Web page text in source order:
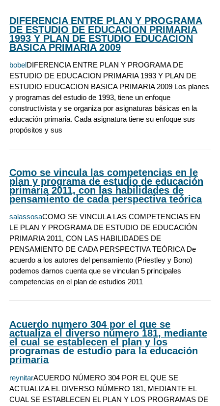
DIFERENCIA ENTRE PLAN Y PROGRAMA
DE ESTUDIO DE EDUCACION PRIMARIA
1993 Y PLAN DE ESTUDIO EDUCACION
BASICA PRIMARIA 2009
bobelDIFERENCIA ENTRE PLAN Y PROGRAMA DE
ESTUDIO DE EDUCACION PRIMARIA 1993 Y PLAN DE
ESTUDIO EDUCACION BASICA PRIMARIA 2009 Los planes
y programas del estudio de 1993, tiene un enfoque
constructivista y se organiza por asignaturas básicas en la
educación primaria. Cada asignatura tiene su enfoque sus
propósitos y sus
Como se vincula las competencias en le
plan y programa de estudio de educación
primaria 2011, con las habilidades de
pensamiento de cada perspectiva teórica
salassosaCOMO SE VINCULA LAS COMPETENCIAS EN
LE PLAN Y PROGRAMA DE ESTUDIO DE EDUCACIÓN
PRIMARIA 2011, CON LAS HABILIDADES DE
PENSAMIENTO DE CADA PERSPECTIVA TEÓRICA De
acuerdo a los autores del pensamiento (Priestley y Bono)
podemos darnos cuenta que se vinculan 5 principales
competencias en el plan de estudios 2011
Acuerdo numero 304 por el que se
actualiza el diverso número 181, mediante
el cual se establecen el plan y los
programas de estudio para la educación
primaria
reynitarACUERDO NÚMERO 304 POR EL QUE SE
ACTUALIZA EL DIVERSO NÚMERO 181, MEDIANTE EL
CUAL SE ESTABLECEN EL PLAN Y LOS PROGRAMAS DE